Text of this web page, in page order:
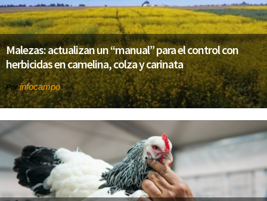
Malezas: actualizan un “manual” para el control con
herbicidas en camelina, colza y carinata
Porinfocampo